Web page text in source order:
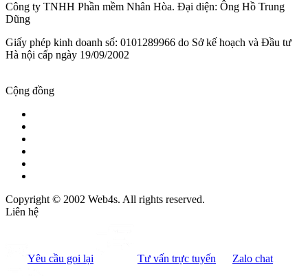
Công ty TNHH Phần mềm Nhân Hòa. Đại diện: Ông Hồ Trung
Dũng
Giấy phép kinh doanh số: 0101289966 do Sở kế hoạch và Đầu tư
Hà nội cấp ngày 19/09/2002
Cộng đồng
Copyright © 2002 Web4s. All rights reserved.
Liên hệ
Yêu cầu gọi lại Tư vấn trực tuyến Zalo chat